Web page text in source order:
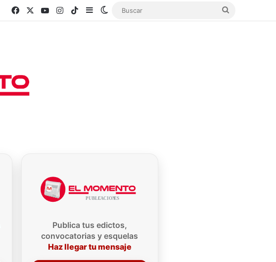
FacebookYouTubeInstagram
TikTokSidebarSwitch skin Buscar
Publica tus edictos,
convocatorias y esquelas
Haz llegar tu mensaje